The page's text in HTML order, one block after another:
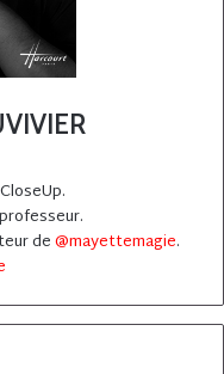
de@mayettemagie.